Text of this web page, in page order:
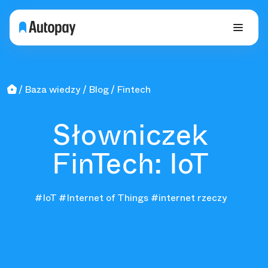
Baza wiedzy Blog Fintech
Słowniczek
FinTech: IoT
#IoT #Internet of Things #internet rzeczy